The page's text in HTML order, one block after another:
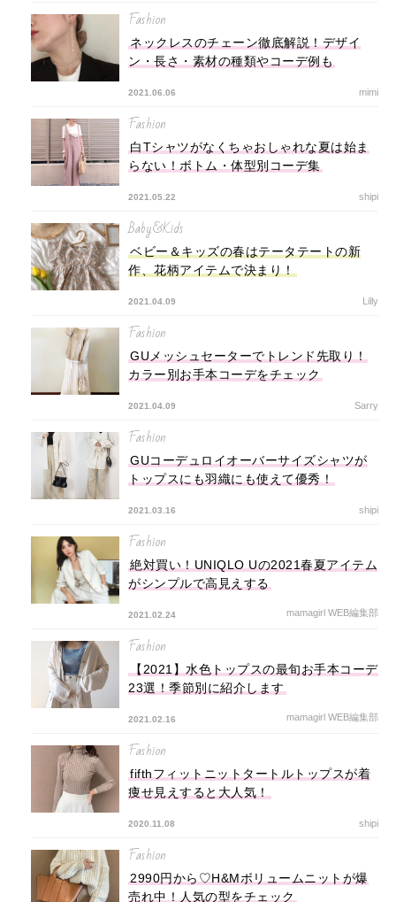
Fashion
ネックレスのチェーン徹底解説！デザイ
ン・長さ・素材の種類やコーデ例も
2021.06.06 mimi
Fashion
白Tシャツがなくちゃおしゃれな夏は始ま
らない！ボトム・体型別コーデ集
2021.05.22 shipi
Baby&Kids
ベビー＆キッズの春はテータテートの新
作、花柄アイテムで決まり！
2021.04.09 Lilly
Fashion
GUメッシュセーターでトレンド先取り！
カラー別お手本コーデをチェック
2021.04.09 Sarry
Fashion
GUコーデュロイオーバーサイズシャツが
トップスにも羽織にも使えて優秀！
2021.03.16 shipi
Fashion
絶対買い！UNIQLO Uの2021春夏アイテム
がシンプルで高見えする
2021.02.24 mamagirl WEB編集部
Fashion
【2021】水色トップスの最旬お手本コーデ
23選！季節別に紹介します
2021.02.16 mamagirl WEB編集部
Fashion
fifthフィットニットタートルトップスが着
痩せ見えすると大人気！
2020.11.08 shipi
Fashion
2990円から♡H&Mボリュームニットが爆
売れ中！人気の型をチェック